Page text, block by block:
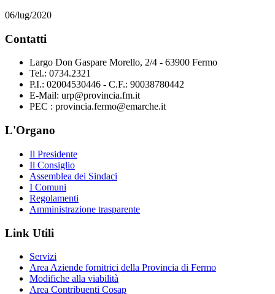
06/lug/2020
Contatti
Largo Don Gaspare Morello, 2/4 - 63900 Fermo
Tel.: 0734.2321
P.I.: 02004530446 - C.F.: 90038780442
E-Mail: urp@provincia.fm.it
PEC : provincia.fermo@emarche.it
L'Organo
Il Presidente
Il Consiglio
Assemblea dei Sindaci
I Comuni
Regolamenti
Amministrazione trasparente
Link Utili
Servizi
Area Aziende fornitrici della Provincia di Fermo
Modifiche alla viabilità
Area Contribuenti Cosap